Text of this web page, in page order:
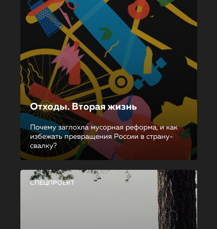
Отходы. Вторая жизнь
Почему заглохла мусорная реформа, и как
избежать превращения России в страну-
свалку?
СПЕЦПРОЕКТ